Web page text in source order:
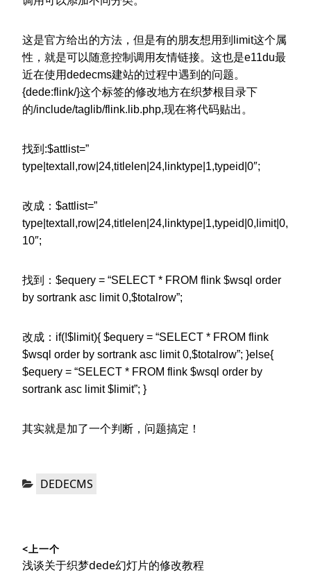
这是官方给出的方法，但是有的朋友想用到limit这个属
性，就是可以随意控制调用友情链接。这也是e11du最
近在使用dedecms建站的过程中遇到的问题。
{dede:flink/}这个标签的修改地方在织梦根目录下
的/include/taglib/flink.lib.php,现在将代码贴出。
找到:$attlist=”
type|textall,row|24,titlelen|24,linktype|1,typeid|0″;
改成：$attlist=”
type|textall,row|24,titlelen|24,linktype|1,typeid|0,limit|0,
10″;
找到：$equery = “SELECT * FROM flink $wsql order
by sortrank asc limit 0,$totalrow”;
改成：if(!$limit){ $equery = “SELECT * FROM flink
$wsql order by sortrank asc limit 0,$totalrow”; }else{
$equery = “SELECT * FROM flink $wsql order by
sortrank asc limit $limit”; }
其实就是加了一个判断，问题搞定！
分
DEDECMS
章
<上一个
上
浅谈关于织梦dede幻灯片的修改教程